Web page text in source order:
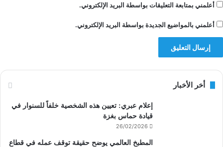
أعلمني بمتابعة التعليقات بواسطة البريد الإلكتروني.
أعلمني بالمواضيع الجديدة بواسطة البريد الإلكتروني.
أخر الأخبار
إعلام عبري: تعيين هذه الشخصية خلفاً للسنوار في
قيادة حماس بغزة
26/02/2026
المطبخ العالمي يوضح حقيقة توقف عمله في قطاع